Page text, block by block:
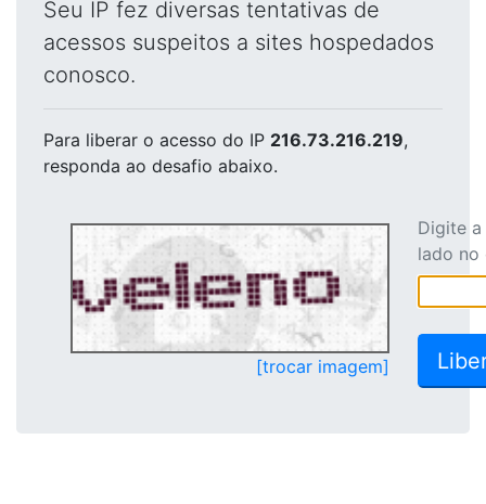
Seu IP fez diversas tentativas de
acessos suspeitos a sites hospedados
conosco.
Para liberar o acesso do IP 216.73.216.219,
responda ao desafio abaixo.
[trocar imagem]
Digite
lado no